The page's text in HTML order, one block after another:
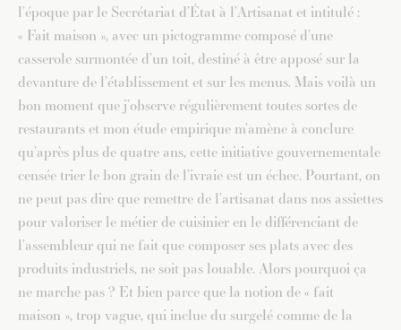
l’époque par le Secrétariat d’État à l’Artisanat et intitulé :
« Fait maison », avec un pictogramme composé d’une
casserole surmontée d’un toit, destiné à être apposé sur la
devanture de l’établissement et sur les menus. Mais voilà un
bon moment que j’observe régulièrement toutes sortes de
restaurants et mon étude empirique m’amène à conclure
qu’après plus de quatre ans, cette initiative gouvernementale
censée trier le bon grain de l’ivraie est un échec. Pourtant, on
ne peut pas dire que remettre de l’artisanat dans nos assiettes
pour valoriser le métier de cuisinier en le différenciant de
l’assembleur qui ne fait que composer ses plats avec des
produits industriels, ne soit pas louable. Alors pourquoi ça
ne marche pas ? Et bien parce que la notion de « fait
maison », trop vague, qui inclue du surgelé comme de la